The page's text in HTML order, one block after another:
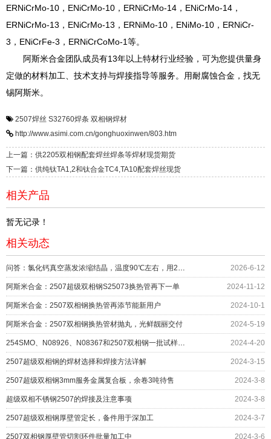
ERNiCrMo-10，ENiCrMo-10，ERNiCrMo-14，ENiCrMo-14，
ERNiCrMo-13，ENiCrMo-13，ERNiMo-10，ENiMo-10，ERNiCr-
3，ENiCrFe-3，ERNiCrCoMo-1等。
阿斯米合金团队成员有13年以上特材行业经验，可为您提供量身
定做的材料加工、技术支持与焊接指导等服务。用耐腐蚀合金，找无
锡阿斯米。
2507焊丝 S32760焊条 双相钢焊材
http://www.asimi.com.cn/gonghuoxinwen/803.htm
上一篇：供2205双相钢配套焊丝焊条等焊材现货期货
下一篇：供纯钛TA1,2和钛合金TC4,TA10配套焊丝现货
相关产品
暂无记录！
相关动态
问答：氯化钙真空蒸发浓缩结晶，温度90℃左右，用2507双相钢合适吗？ 2026-6-12
阿斯米合金：2507超级双相钢S25073换热管再下一单 2024-11-12
阿斯米合金：2507双相钢换热管再添节能新用户 2024-10-1
阿斯米合金：2507双相钢换热管材抛丸，光鲜靓丽交付 2024-5-19
254SMO、N08926、N08367和2507双相钢一批试样辅助科研 2024-4-20
2507超级双相钢的焊材选择和焊接方法详解 2024-3-15
2507超级双相钢3mm服务金属复合板，余卷3吨待售 2024-3-8
超级双相不锈钢2507的焊接及注意事项 2024-3-8
2507超级双相钢厚壁管定长，备件用于深加工 2024-3-7
2507双相钢厚壁管切割环件批量加工中 2024-3-6